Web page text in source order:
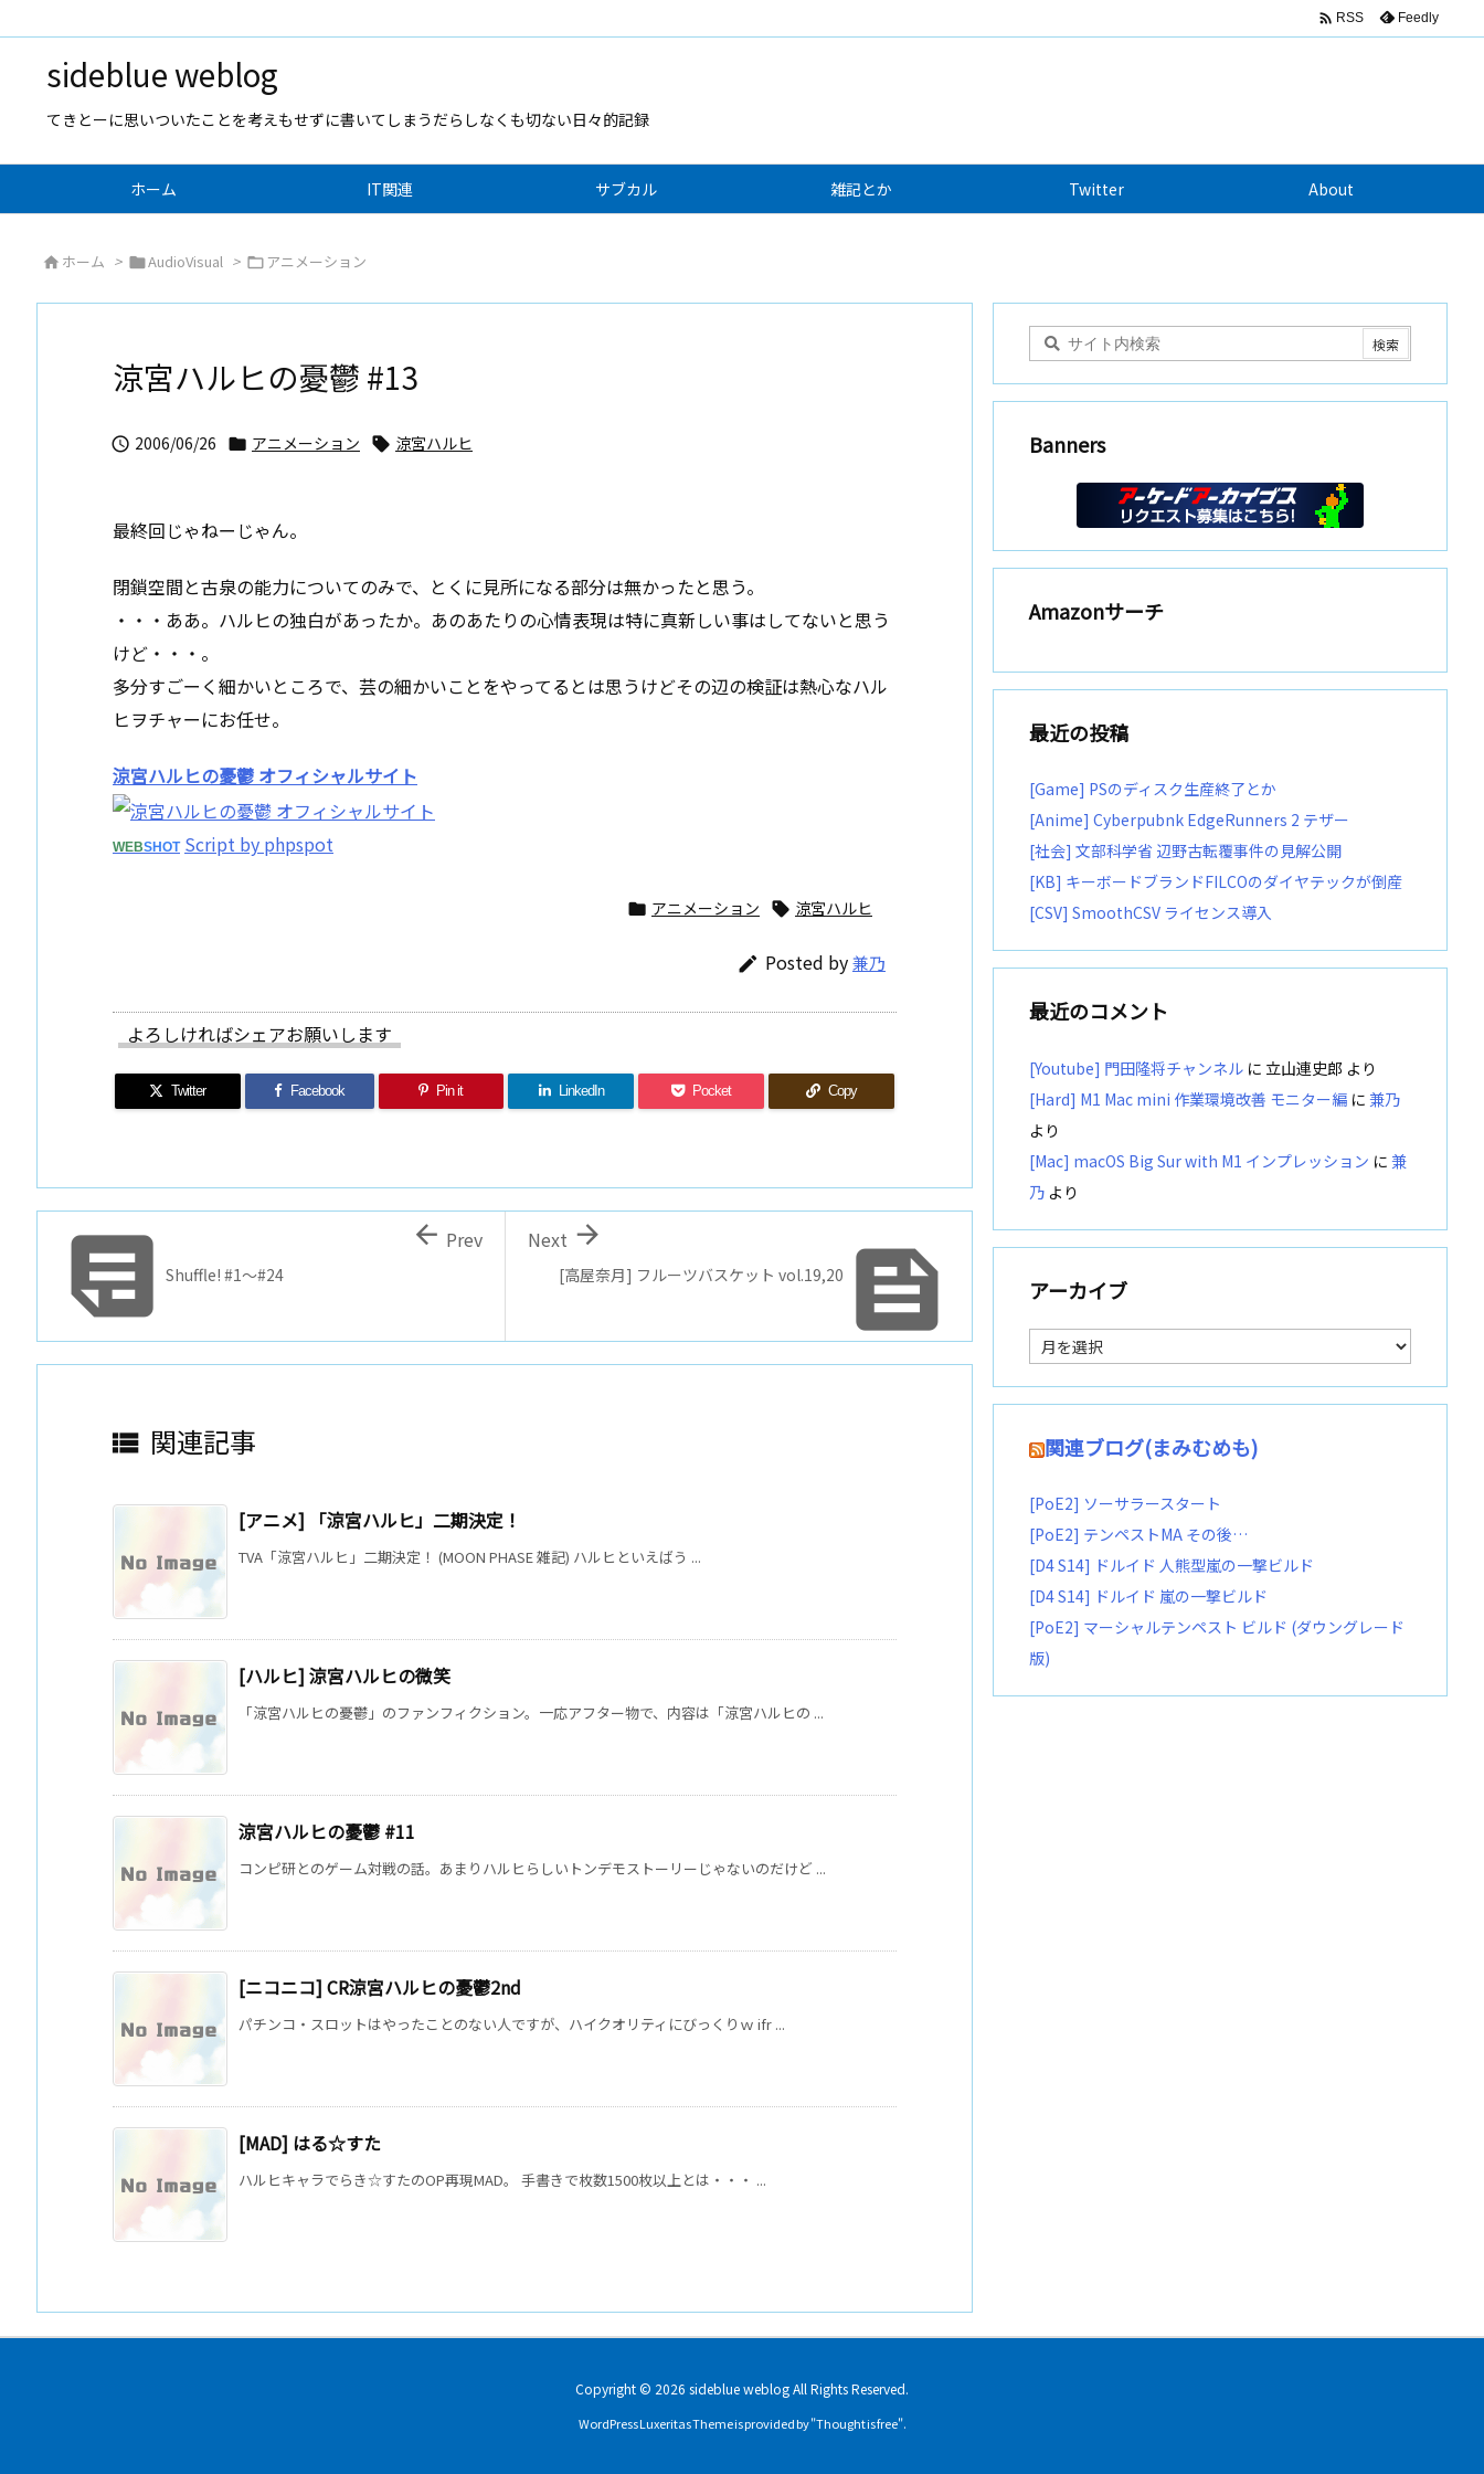
sideblue weblog
てきとーに思いついたことを考えもせずに書いてしまうだらしなくも切ない日々的記録
ホーム IT関連 サブカル 雑記とか Twitter About
 RSS Feedly
 ホーム > AudioVisual > アニメーション
涼宮ハルヒの憂鬱 #13
 2006/06/26  アニメーション  涼宮ハルヒ
最終回じゃねーじゃん。
閉鎖空間と古泉の能力についてのみで、とくに見所になる部分は無かったと思う。
・・・ああ。ハルヒの独白があったか。あのあたりの心情表現は特に真新しい事はしてないと思う
けど・・・。
多分すごーく細かいところで、芸の細かいことをやってるとは思うけどその辺の検証は熱心なハル
ヒヲチャーにお任せ。
涼宮ハルヒの憂鬱 オフィシャルサイト
WEBSHOT Script by phpspot
 アニメーション  涼宮ハルヒ
 Posted by兼乃
よろしければシェアお願いします
Twitter Facebook Pin it LinkedIn Pocket Copy

[高屋奈月] フルーツバスケット vol.19,20

Next
Shuffle! #1～#24
 Prev
 関連記事
[アニメ] 「涼宮ハルヒ」二期決定！
TVA「涼宮ハルヒ」二期決定！ (MOON PHASE 雑記) ハルヒといえばう ...
[ハルヒ] 涼宮ハルヒの微笑
「涼宮ハルヒの憂鬱」のファンフィクション。一応アフター物で、内容は「涼宮ハルヒの ...
涼宮ハルヒの憂鬱 #11
コンピ研とのゲーム対戦の話。あまりハルヒらしいトンデモストーリーじゃないのだけど ...
[ニコニコ] CR涼宮ハルヒの憂鬱2nd
パチンコ・スロットはやったことのない人ですが、ハイクオリティにびっくりｗ ifr ...
[MAD] はる☆すた
ハルヒキャラでらき☆すたのOP再現MAD。 手書きで枚数1500枚以上とは・・・ ...
Banners
Amazonサーチ
最近の投稿
[Game] PSのディスク生産終了とか
[Anime] Cyberpubnk EdgeRunners 2 テザー
[社会] 文部科学省 辺野古転覆事件の見解公開
[KB] キーボードブランドFILCOのダイヤテックが倒産
[CSV] SmoothCSV ライセンス導入
最近のコメント
[Youtube] 門田隆将チャンネル に 立山連史郎 より
[Hard] M1 Mac mini 作業環境改善 モニター編 に 兼乃
より
[Mac] macOS Big Sur with M1 インプレッション に 兼
乃 より
アーカイブ
ア
ー
カ
イ
関連ブログ(まみむめも)
[PoE2] ソーサラースタート
[PoE2] テンペストMA その後…
[D4 S14] ドルイド 人熊型嵐の一撃ビルド
[D4 S14] ドルイド 嵐の一撃ビルド
[PoE2] マーシャルテンペスト ビルド (ダウングレード
版)
Copyright © 2026 sideblue weblogAll Rights Reserved.
WordPress Luxeritas Theme is provided by "Thought is free".